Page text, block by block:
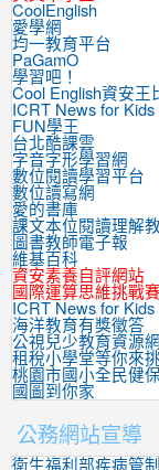
CoolEnglish
愛學網
均一教育平台
PaGamO
學習吧！
Cool English資安王
ICRT News for Kids
FUN學王
台北酷課雲
字音字形學習網
數位閱讀學習平台
數位讀寫網
愛的書庫
課文本位閱讀理解
圖書教師電子報
維基百科
資安素養自評網站
國際運算思維挑戰賽
ICRT News for Kids
海洋教育有獎徵答
公視兒少教育資源網
租稅小學堂等你來
桃園市國小全民健
國圖到你家
公務網站宣導
衛生福利部疾病管